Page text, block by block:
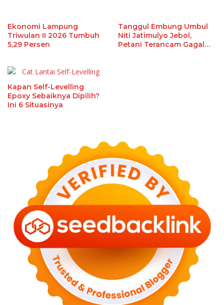
Ekonomi Lampung
Triwulan II 2026 Tumbuh
5,29 Persen
Tanggul Embung Umbul
Niti Jatimulyo Jebol,
Petani Terancam Gagal
Kapan Self-Levelling
Epoxy Sebaiknya Dipilih?
Ini 6 Situasinya